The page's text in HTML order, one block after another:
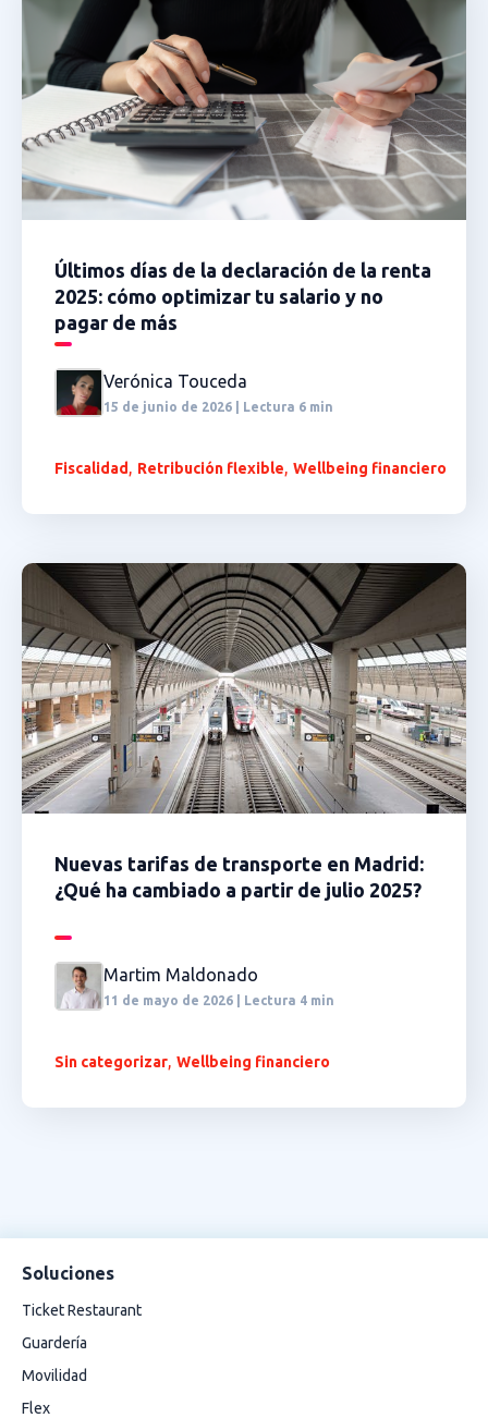
Últimos días de la declaración de la renta
2025: cómo optimizar tu salario y no
pagar de más
Verónica Touceda
15 de junio de 2026 | Lectura 6 min
Fiscalidad , Retribución flexible, Wellbeing financiero
Nuevas tarifas de transporte en Madrid:
¿Qué ha cambiado a partir de julio 2025?
Martim Maldonado
11 de mayo de 2026 | Lectura 4 min
Sin categorizar, Wellbeing financiero
Soluciones
Ticket Restaurant
Guardería
Movilidad
Flex